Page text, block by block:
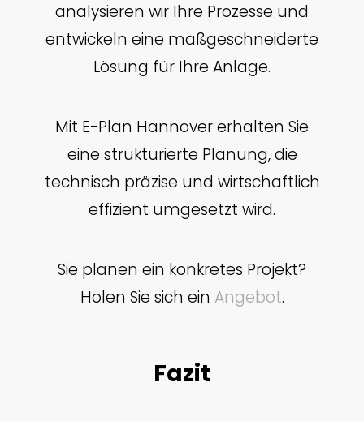
analysieren wir Ihre Prozesse und
entwickeln eine maßgeschneiderte
Lösung für Ihre Anlage.
Mit E-Plan Hannover erhalten Sie
eine strukturierte Planung, die
technisch präzise und wirtschaftlich
effizient umgesetzt wird.
Sie planen ein konkretes Projekt?
Holen Sie sich ein Angebot.
Fazit